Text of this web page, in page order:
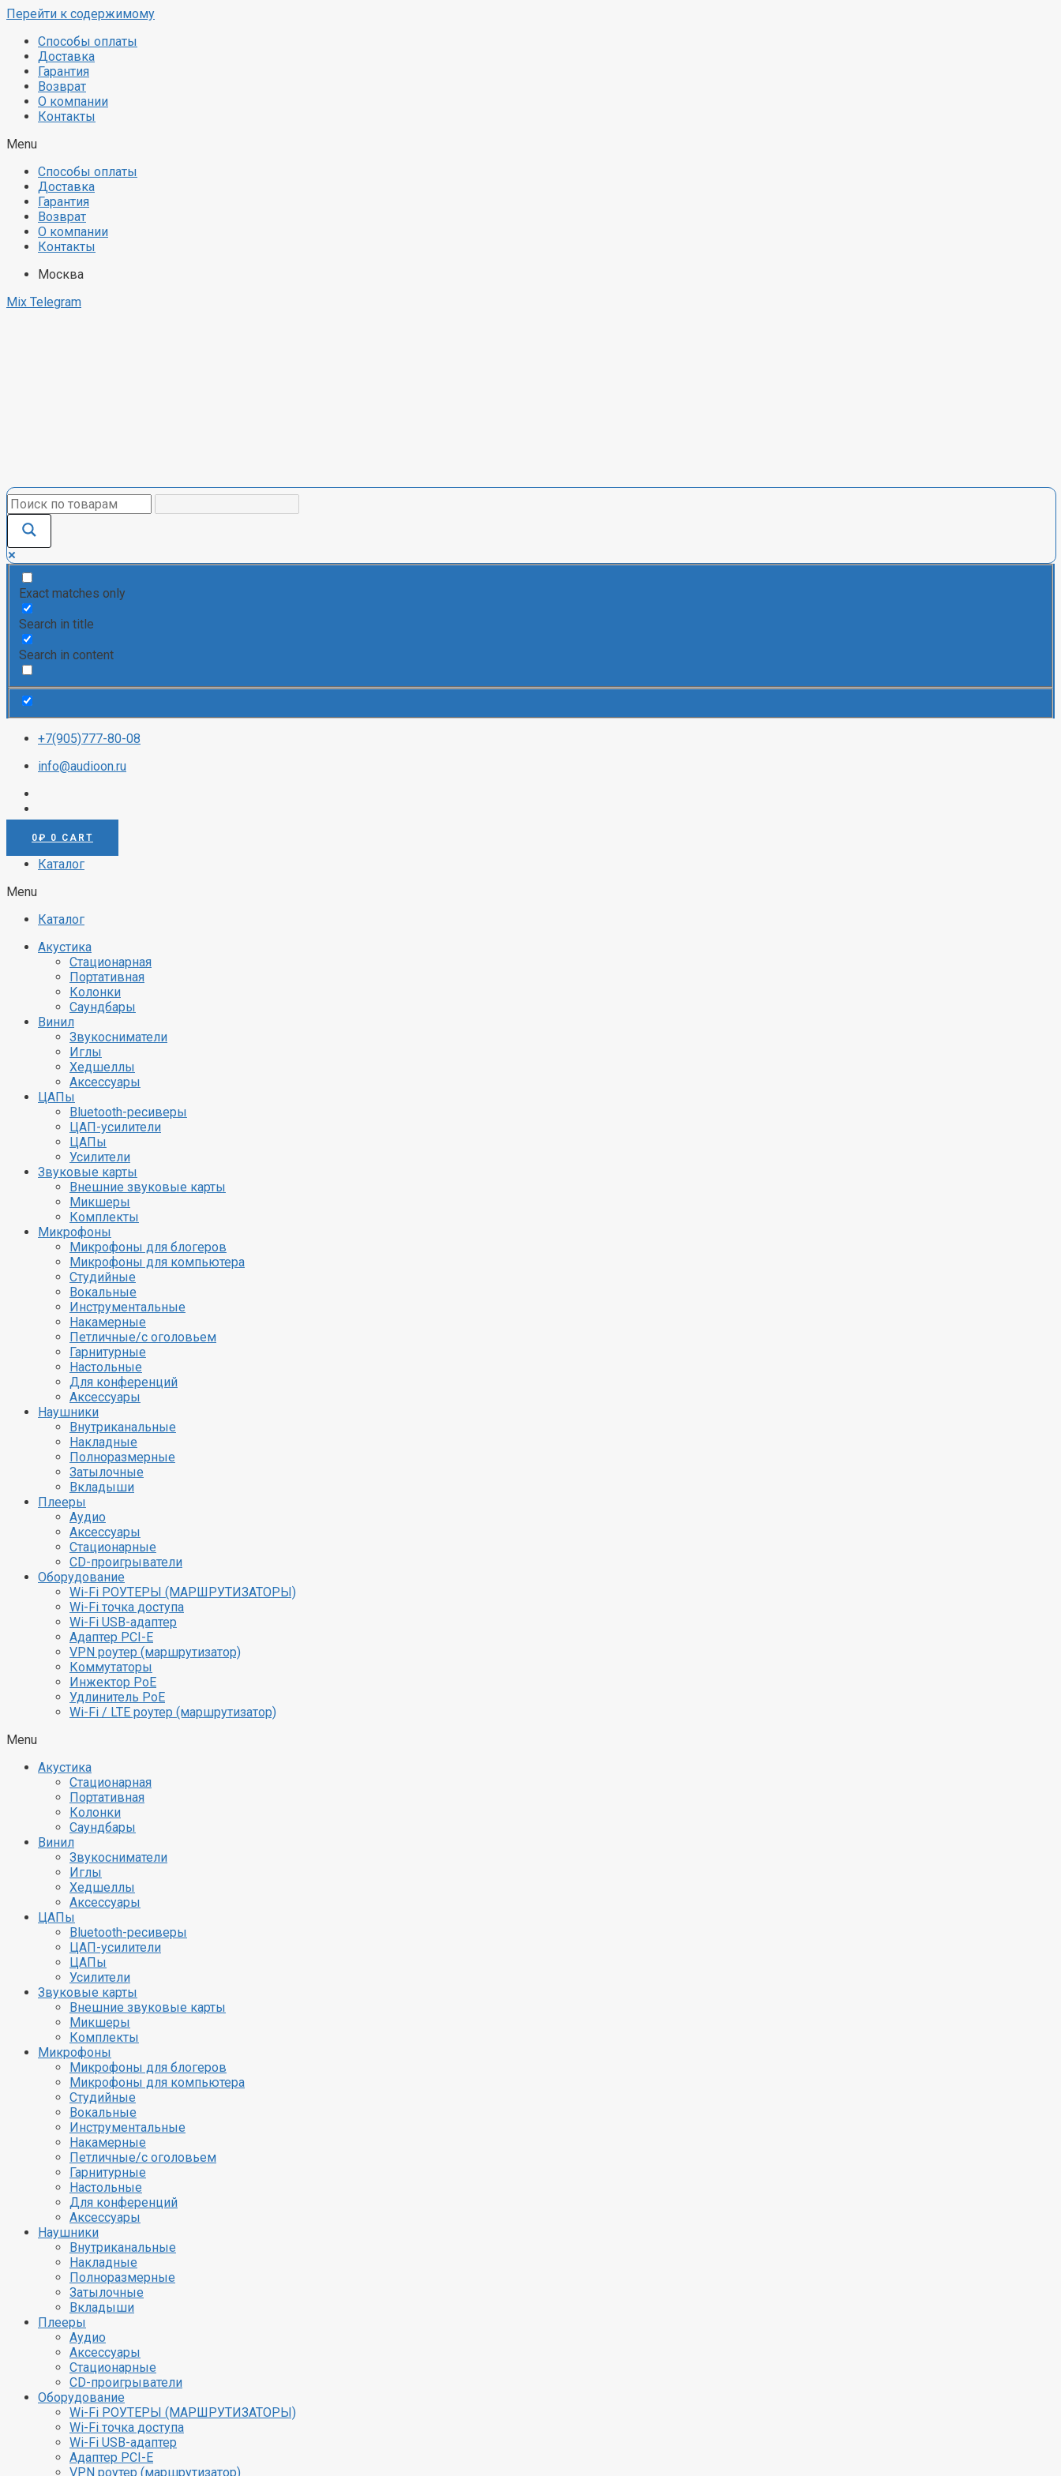
Перейти к содержимому
Способы оплаты
Доставка
Гарантия
Возврат
О компании
Контакты
Menu
Способы оплаты
Доставка
Гарантия
Возврат
О компании
Контакты
Москва
Mix Telegram
Exact matches only
Search in title
Search in content
+7(905)777-80-08
info@audioon.ru
0₽ 0 CART
Каталог
Menu
Каталог
Акустика
Стационарная
Портативная
Колонки
Саундбары
Винил
Звукосниматели
Иглы
Хедшеллы
Аксессуары
ЦАПы
Bluetooth-ресиверы
ЦАП-усилители
ЦАПы
Усилители
Звуковые карты
Внешние звуковые карты
Микшеры
Комплекты
Микрофоны
Микрофоны для блогеров
Микрофоны для компьютера
Студийные
Вокальные
Инструментальные
Накамерные
Петличные/с оголовьем
Гарнитурные
Настольные
Для конференций
Аксессуары
Наушники
Внутриканальные
Накладные
Полноразмерные
Затылочные
Вкладыши
Плееры
Аудио
Аксессуары
Стационарные
CD-проигрыватели
Оборудование
Wi-Fi РОУТЕРЫ (МАРШРУТИЗАТОРЫ)
Wi-Fi точка доступа
Wi-Fi USB-адаптер
Адаптер PCI-E
VPN роутер (маршрутизатор)
Коммутаторы
Инжектор PoE
Удлинитель PoE
Wi-Fi / LTE роутер (маршрутизатор)
Menu
Акустика
Стационарная
Портативная
Колонки
Саундбары
Винил
Звукосниматели
Иглы
Хедшеллы
Аксессуары
ЦАПы
Bluetooth-ресиверы
ЦАП-усилители
ЦАПы
Усилители
Звуковые карты
Внешние звуковые карты
Микшеры
Комплекты
Микрофоны
Микрофоны для блогеров
Микрофоны для компьютера
Студийные
Вокальные
Инструментальные
Накамерные
Петличные/с оголовьем
Гарнитурные
Настольные
Для конференций
Аксессуары
Наушники
Внутриканальные
Накладные
Полноразмерные
Затылочные
Вкладыши
Плееры
Аудио
Аксессуары
Стационарные
CD-проигрыватели
Оборудование
Wi-Fi РОУТЕРЫ (МАРШРУТИЗАТОРЫ)
Wi-Fi точка доступа
Wi-Fi USB-адаптер
Адаптер PCI-E
VPN роутер (маршрутизатор)